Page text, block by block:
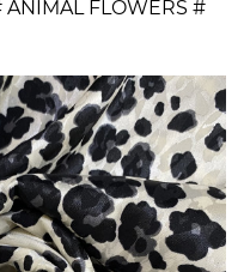
ANIMAL FLOWERS #